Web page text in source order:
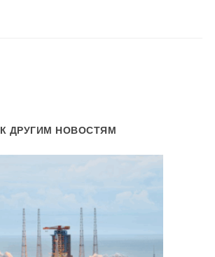
К ДРУГИМ НОВОСТЯМ